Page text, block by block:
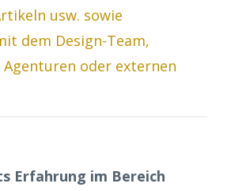
usw. sowie
dem Design-Team,
Agenturen oder externen
Erfahrung im Bereich